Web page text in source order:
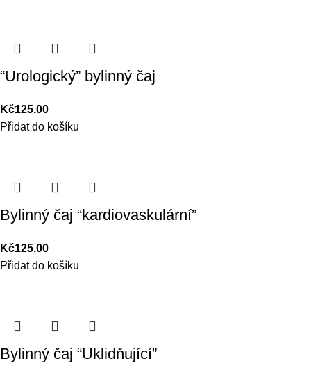
“Urologický” bylinný čaj
Kč125.00
Přidat do košíku
Bylinný čaj “kardiovaskulární”
Kč125.00
Přidat do košíku
Bylinný čaj “Uklidňující”